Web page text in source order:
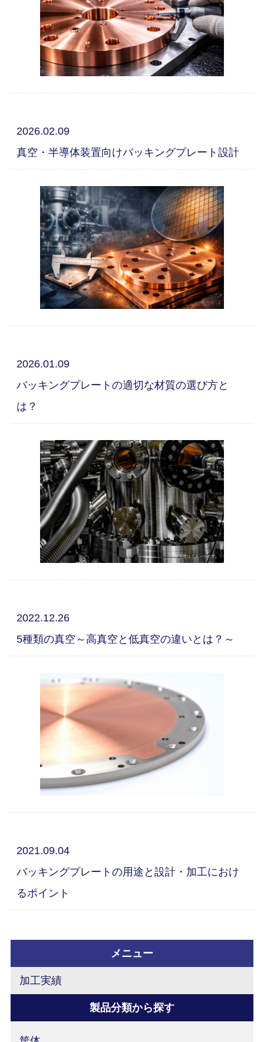
2026.02.09
真空・半導体装置向けバッキングプレート設計
2026.01.09
バッキングプレートの適切な材質の選び方と
は？
2022.12.26
5種類の真空～高真空と低真空の違いとは？～
2021.09.04
バッキングプレートの用途と設計・加工におけ
るポイント
メニュー
加工実績
製品分類から探す